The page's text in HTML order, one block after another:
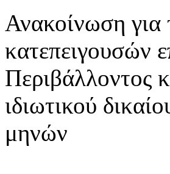
Ανακοίνωση
κατεπειγουσών
Περιβάλλοντος
ιδιωτικού
μηνών